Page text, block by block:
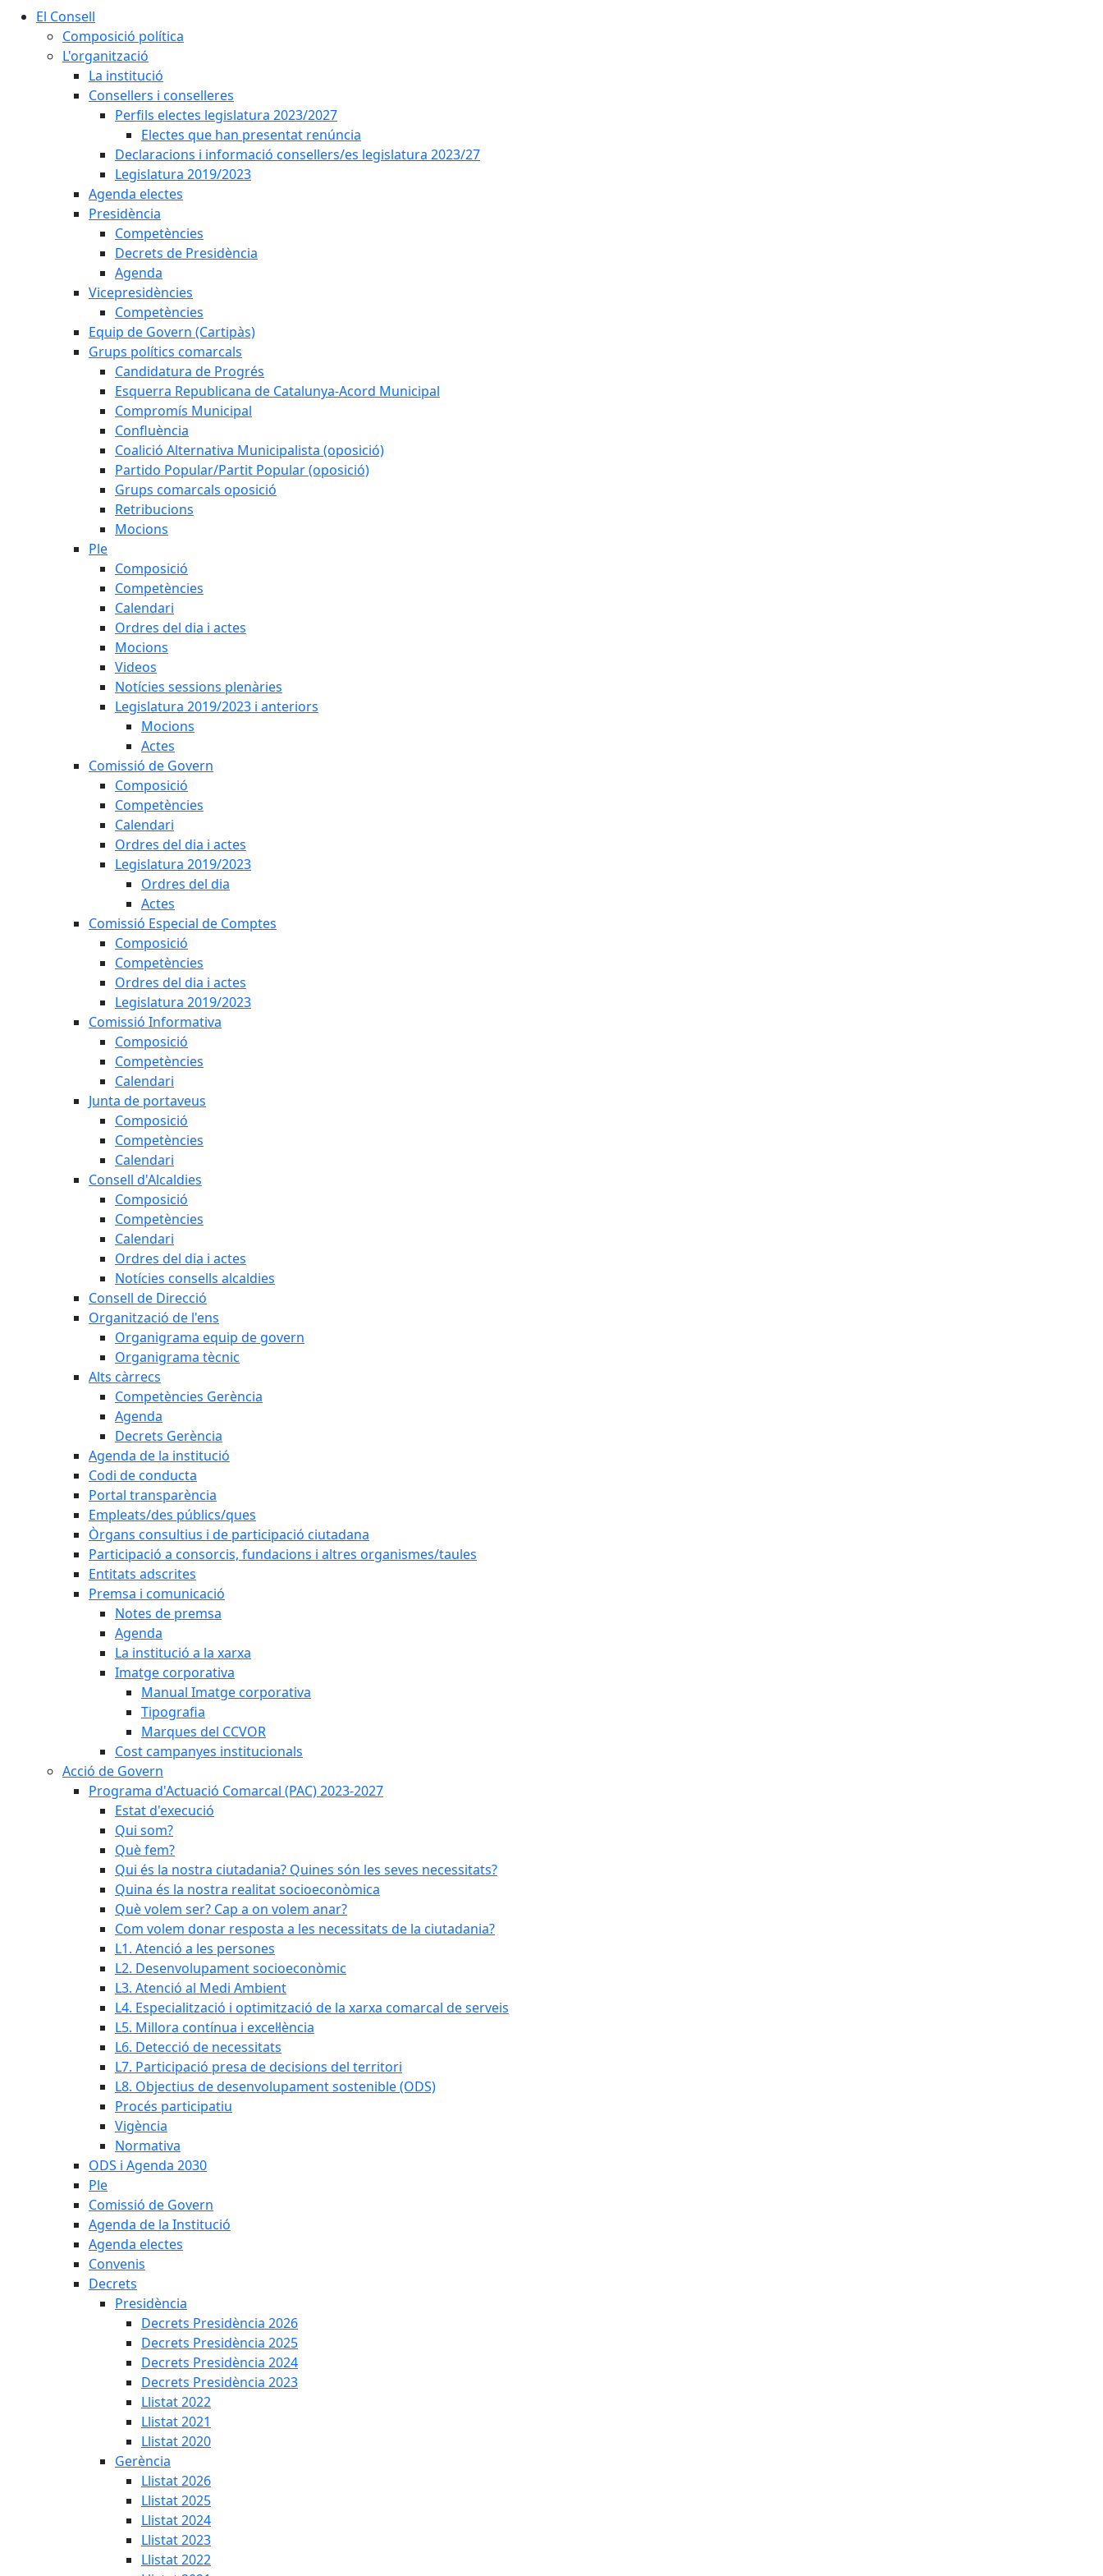
El Consell
Composició política
L'organització
La institució
Consellers i conselleres
Perfils electes legislatura 2023/2027
Electes que han presentat renúncia
Declaracions i informació consellers/es legislatura 2023/27
Legislatura 2019/2023
Agenda electes
Presidència
Competències
Decrets de Presidència
Agenda
Vicepresidències
Competències
Equip de Govern (Cartipàs)
Grups polítics comarcals
Candidatura de Progrés
Esquerra Republicana de Catalunya-Acord Municipal
Compromís Municipal
Confluència
Coalició Alternativa Municipalista (oposició)
Partido Popular/Partit Popular (oposició)
Grups comarcals oposició
Retribucions
Mocions
Ple
Composició
Competències
Calendari
Ordres del dia i actes
Mocions
Videos
Notícies sessions plenàries
Legislatura 2019/2023 i anteriors
Mocions
Actes
Comissió de Govern
Composició
Competències
Calendari
Ordres del dia i actes
Legislatura 2019/2023
Ordres del dia
Actes
Comissió Especial de Comptes
Composició
Competències
Ordres del dia i actes
Legislatura 2019/2023
Comissió Informativa
Composició
Competències
Calendari
Junta de portaveus
Composició
Competències
Calendari
Consell d'Alcaldies
Composició
Competències
Calendari
Ordres del dia i actes
Notícies consells alcaldies
Consell de Direcció
Organització de l'ens
Organigrama equip de govern
Organigrama tècnic
Alts càrrecs
Competències Gerència
Agenda
Decrets Gerència
Agenda de la institució
Codi de conducta
Portal transparència
Empleats/des públics/ques
Òrgans consultius i de participació ciutadana
Participació a consorcis, fundacions i altres organismes/taules
Entitats adscrites
Premsa i comunicació
Notes de premsa
Agenda
La institució a la xarxa
Imatge corporativa
Manual Imatge corporativa
Tipografia
Marques del CCVOR
Cost campanyes institucionals
Acció de Govern
Programa d'Actuació Comarcal (PAC) 2023-2027
Estat d'execució
Qui som?
Què fem?
Qui és la nostra ciutadania? Quines són les seves necessitats?
Quina és la nostra realitat socioeconòmica
Què volem ser? Cap a on volem anar?
Com volem donar resposta a les necessitats de la ciutadania?
L1. Atenció a les persones
L2. Desenvolupament socioeconòmic
L3. Atenció al Medi Ambient
L4. Especialització i optimització de la xarxa comarcal de serveis
L5. Millora contínua i excel·lència
L6. Detecció de necessitats
L7. Participació presa de decisions del territori
L8. Objectius de desenvolupament sostenible (ODS)
Procés participatiu
Vigència
Normativa
ODS i Agenda 2030
Ple
Comissió de Govern
Agenda de la Institució
Agenda electes
Convenis
Decrets
Presidència
Decrets Presidència 2026
Decrets Presidència 2025
Decrets Presidència 2024
Decrets Presidència 2023
Llistat 2022
Llistat 2021
Llistat 2020
Gerència
Llistat 2026
Llistat 2025
Llistat 2024
Llistat 2023
Llistat 2022